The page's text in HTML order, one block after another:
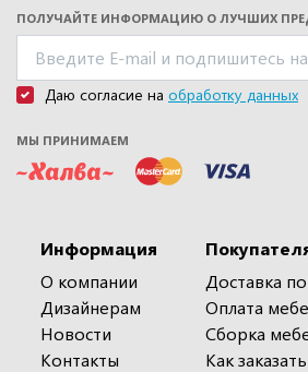
ПОЛУЧАЙТЕ ИНФОРМАЦИЮ О ЛУЧШИХ
Даю согласие на обработку данных
МЫ ПРИНИМАЕМ
Информация
О компании
Дизайнерам
Новости
Контакты
Доставка
Оплата
Сборка
Как